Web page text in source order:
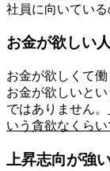
社員に向いている
お金が欲しい人
お金が欲しくて
お金が欲しいと
ではありません。
いう貪欲なくらい
上昇志向が強